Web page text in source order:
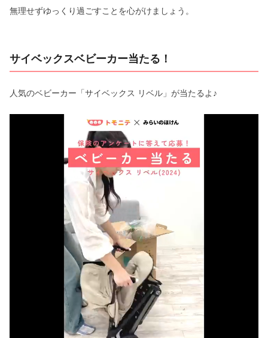
無理せずゆっくり過ごすことを心がけましょう。
サイベックスベビーカー当たる！
人気のベビーカー「サイベックス リベル」が当たるよ♪